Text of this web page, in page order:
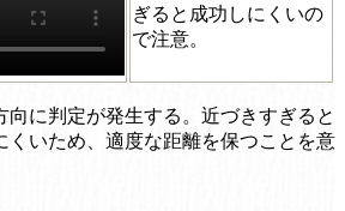
ぎると成功しにくいの
で注意。
向に判定が発生する。近づきすぎると
くいため、適度な距離を保つことを意